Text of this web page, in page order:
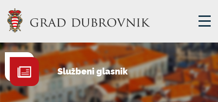
GRADSKA UPRAVA
GRADONAČELNIK
Službeni glasnik